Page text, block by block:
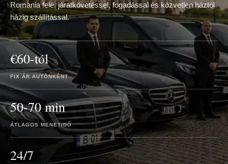
Romania felé, járatkövetéssel, fogadással és közvetlen háztól
házig szállítással.
€60-tól
FIX ÁR AUTÓNKÉNT
50-70 min
ÁTLAGOS MENETIDŐ
24/7